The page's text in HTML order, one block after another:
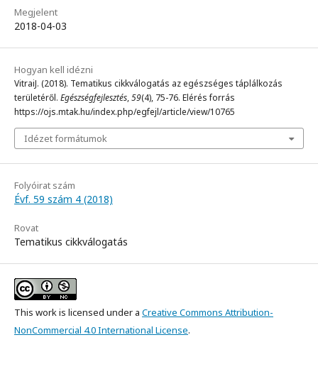
Megjelent
2018-04-03
Hogyan kell idézni
VitraiJ. (2018). Tematikus cikkválogatás az egészséges táplálkozás
területéről. Egészségfejlesztés,59(4), 75-76. Elérés forrás
https://ojs.mtak.hu/index.php/egfejl/article/view/10765
Idézet formátumok
Folyóirat szám
Évf. 59 szám 4 (2018)
Rovat
Tematikus cikkválogatás
This work is licensed under a Creative Commons Attribution-
NonCommercial 4.0 International License.